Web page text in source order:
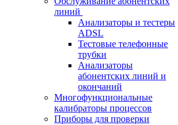
линий
Анализаторы и тестеры
ADSL
Тестовые телефонные
трубки
Анализаторы
абонентских линий и
окончаний
Многофункциональные
калибраторы процессов
Приборы для проверки